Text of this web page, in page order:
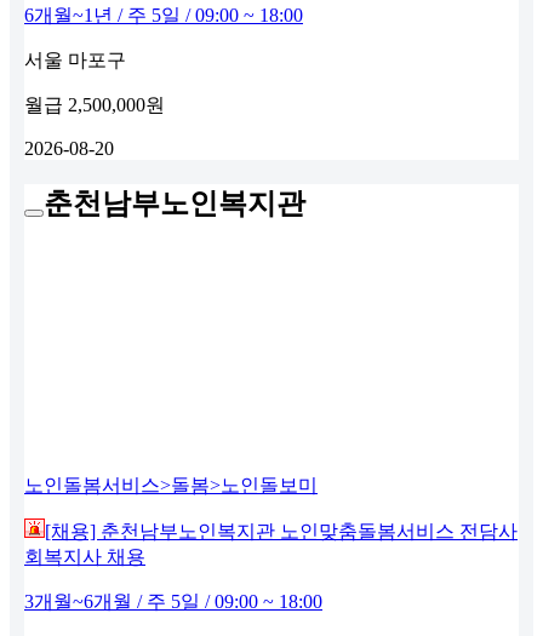
6개월~1년 / 주 5일 / 09:00 ~ 18:00
서울 마포구
월급 2,500,000원
2026-08-20
춘천남부노인복지관
노인돌봄서비스>돌봄>노인돌보미
[채용] 춘천남부노인복지관 노인맞춤돌봄서비스 전담사
회복지사 채용
3개월~6개월 / 주 5일 / 09:00 ~ 18:00